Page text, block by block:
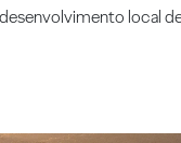
local de